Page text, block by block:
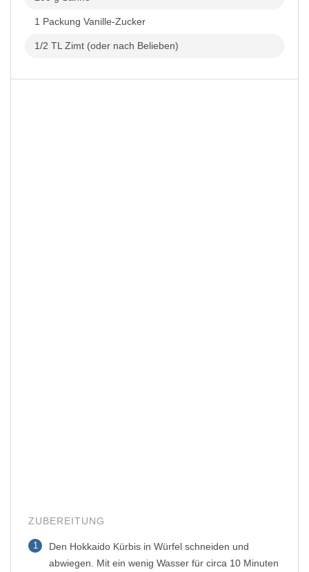
1 Packung Vanille-Zucker
1/2 TL Zimt (oder nach Belieben)
ZUBEREITUNG
1
Den Hokkaido Kürbis in Würfel schneiden und
abwiegen. Mit ein wenig Wasser für circa 10 Minuten